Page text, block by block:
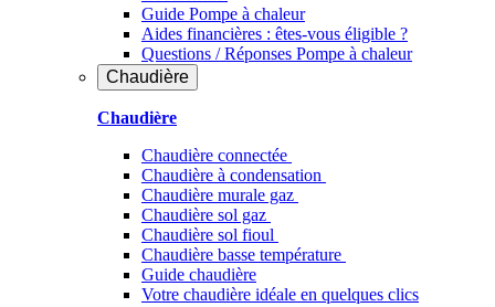
Guide Pompe à chaleur
Aides financières : êtes-vous éligible ?
Questions / Réponses Pompe à chaleur
Chaudière
Chaudière
Chaudière connectée
Chaudière à condensation
Chaudière murale gaz
Chaudière sol gaz
Chaudière sol fioul
Chaudière basse température
Guide chaudière
Votre chaudière idéale en quelques clics